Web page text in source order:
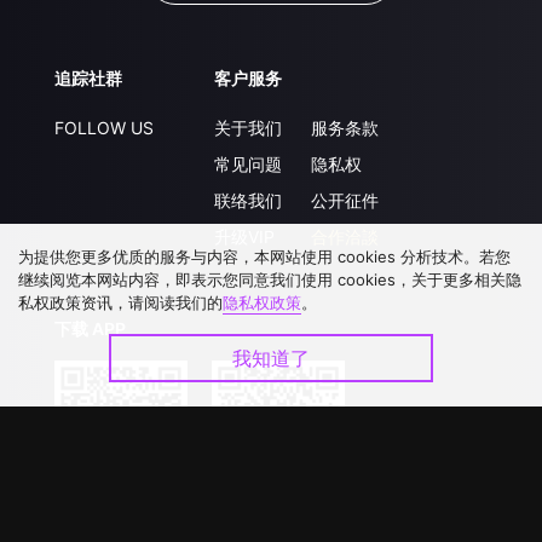
追踪社群
FOLLOW US
客户服务
关于我们
常见问题
联络我们
服务条款
隐私权
公开征件
为提供您更多优质的服务与内容，本网站使用 cookies 分析技术。若您
继续阅览本网站内容，即表示您同意我们使用 cookies，关于更多相关隐
私权政策资讯，请阅读我们的隐私权政策。
我知道了